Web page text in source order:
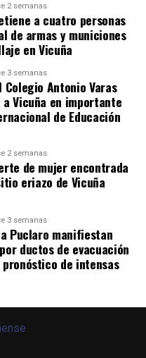
2 semanas
a cuatro personas
de armas y municiones
en Vicuña
3 semanas
Antonio Varas
Vicuña en importante
de Educación
2 semanas
de mujer encontrada
eriazo de Vicuña
3 semanas
Puclaro manifiestan
ductos de evacuación
de intensas